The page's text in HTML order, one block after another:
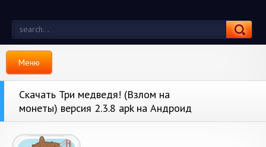
Меню
Скачать Три медведя! (Взлом на
монеты) версия 2.3.8 apk на Андроид